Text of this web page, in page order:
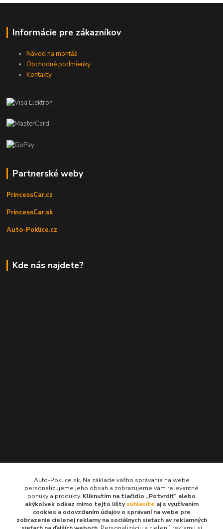
Informácie pre zákazníkov
Návod na montáž
Obchodné podmienky
Kontakty
Partnerské weby
PrincessCar.cz
PrincessCar.sk
Auto-Poklice.cz
Kde nás najdete?
Kontakty
Auto-Poklice.sk
(Po-Pia, 8-16 hod.)
info@auto-poklice.sk
Auto-Poklice.sk, Na základe vášho správania na webe
personalizujeme jeho obsah a zobrazujeme vám relevantné
ponuky a produkty. Kliknutím na tlačidlo „Potvrdiť“ alebo
akýkoľvek odkaz mimo tejto lištysúhlasíte aj s využívaním
cookies a odovzdaním údajov o správaní na webe pre
zobrazenie cielenej reklamy na sociálnych sieťach av reklamných